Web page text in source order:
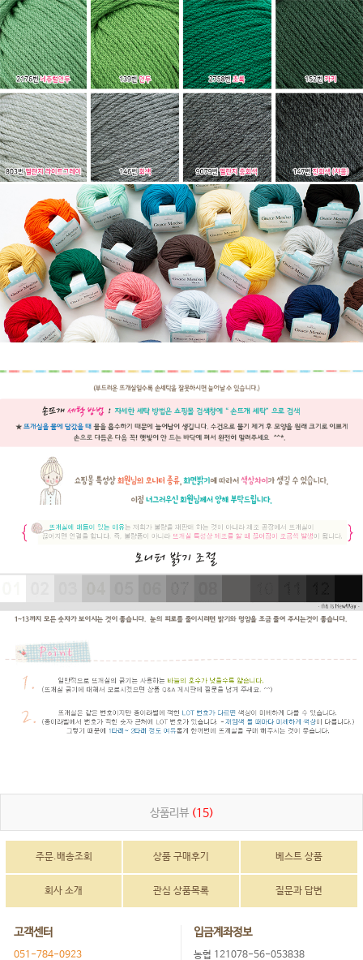
상품리뷰 (15)
주문.배송조회 상품 구매후기 베스트 상품
회사 소개 관심 상품목록 질문과 답변
고객센터
051-784-0923
입금계좌정보
농협 121078-56-053838